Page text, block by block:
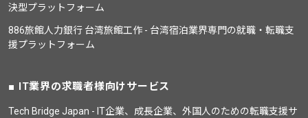
決型プラットフォーム
886旅館人力銀行 台湾旅館工作 - 台湾宿泊業界専門の就職・転職支
援プラットフォーム
IT業界の求職者様向けサービス
Tech Bridge Japan - IT企業、成長企業、外国人のための転職支援サ